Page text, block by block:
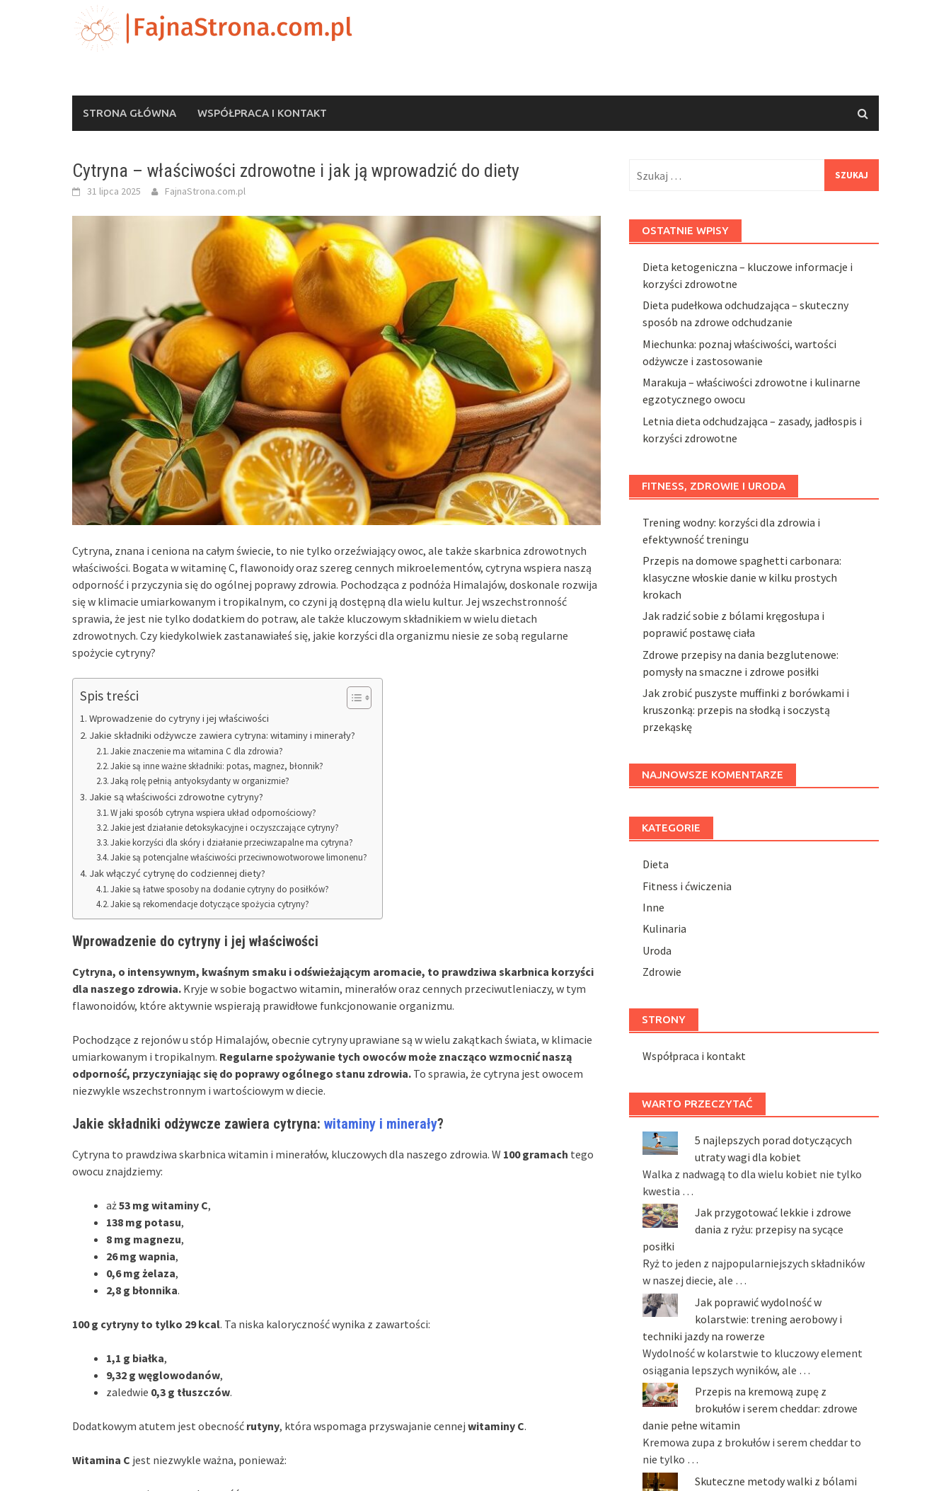
STRONA GŁÓWNA WSPÓŁPRACA I KONTAKT
Cytryna – właściwości zdrowotne i jak ją wprowadzić do diety
31 lipca 2025 FajnaStrona.com.pl
Cytryna, znana i ceniona na całym świecie, to nie tylko orzeźwiający owoc, ale także skarbnica zdrowotnych
właściwości. Bogata w witaminę C, flawonoidy oraz szereg cennych mikroelementów, cytryna wspiera naszą
odporność i przyczynia się do ogólnej poprawy zdrowia. Pochodząca z podnóża Himalajów, doskonale rozwija
się w klimacie umiarkowanym i tropikalnym, co czyni ją dostępną dla wielu kultur. Jej wszechstronność
sprawia, że jest nie tylko dodatkiem do potraw, ale także kluczowym składnikiem w wielu dietach
zdrowotnych. Czy kiedykolwiek zastanawiałeś się, jakie korzyści dla organizmu niesie ze sobą regularne
spożycie cytryny?
Spis treści
Wprowadzenie do cytryny i jej właściwości
Jakie składniki odżywcze zawiera cytryna: witaminy i minerały?
Jakie znaczenie ma witamina C dla zdrowia?
Jakie są inne ważne składniki: potas, magnez, błonnik?
Jaką rolę pełnią antyoksydanty w organizmie?
Jakie są właściwości zdrowotne cytryny?
W jaki sposób cytryna wspiera układ odpornościowy?
Jakie jest działanie detoksykacyjne i oczyszczające cytryny?
Jakie korzyści dla skóry i działanie przeciwzapalne ma cytryna?
Jakie są potencjalne właściwości przeciwnowotworowe limonenu?
Jak włączyć cytrynę do codziennej diety?
Jakie są łatwe sposoby na dodanie cytryny do posiłków?
Jakie są rekomendacje dotyczące spożycia cytryny?
Wprowadzenie do cytryny i jej właściwości
Cytryna, o intensywnym, kwaśnym smaku i odświeżającym aromacie, to prawdziwa skarbnica korzyści
dla naszego zdrowia. Kryje w sobie bogactwo witamin, minerałów oraz cennych przeciwutleniaczy, w tym
flawonoidów, które aktywnie wspierają prawidłowe funkcjonowanie organizmu.
Pochodzące z rejonów u stóp Himalajów, obecnie cytryny uprawiane są w wielu zakątkach świata, w klimacie
umiarkowanym i tropikalnym. Regularne spożywanie tych owoców może znacząco wzmocnić naszą
odporność, przyczyniając się do poprawy ogólnego stanu zdrowia. To sprawia, że cytryna jest owocem
niezwykle wszechstronnym i wartościowym w diecie.
Jakie składniki odżywcze zawiera cytryna: witaminy i minerały?
Cytryna to prawdziwa skarbnica witamin i minerałów, kluczowych dla naszego zdrowia. W 100 gramach tego
owocu znajdziemy:
aż53 mg witaminy C,
138 mg potasu,
8 mg magnezu,
26 mg wapnia,
0,6 mg żelaza,
2,8 g błonnika.
100 g cytryny to tylko 29 kcal. Ta niska kaloryczność wynika z zawartości:
1,1 g białka,
9,32 g węglowodanów,
zaledwie 0,3 g tłuszczów.
Dodatkowym atutem jest obecność rutyny, która wspomaga przyswajanie cennej witaminy C.
Witamina C jest niezwykle ważna, ponieważ:
OSTATNIE WPISY
Dieta ketogeniczna – kluczowe informacje i
korzyści zdrowotne
Dieta pudełkowa odchudzająca – skuteczny
sposób na zdrowe odchudzanie
Miechunka: poznaj właściwości, wartości
odżywcze i zastosowanie
Marakuja – właściwości zdrowotne i kulinarne
egzotycznego owocu
Letnia dieta odchudzająca – zasady, jadłospis i
korzyści zdrowotne
FITNESS, ZDROWIE I URODA
Trening wodny: korzyści dla zdrowia i
efektywność treningu
Przepis na domowe spaghetti carbonara:
klasyczne włoskie danie w kilku prostych
krokach
Jak radzić sobie z bólami kręgosłupa i
poprawić postawę ciała
Zdrowe przepisy na dania bezglutenowe:
pomysły na smaczne i zdrowe posiłki
Jak zrobić puszyste muffinki z borówkami i
kruszonką: przepis na słodką i soczystą
przekąskę
NAJNOWSZE KOMENTARZE
KATEGORIE
Dieta
Fitness i ćwiczenia
Inne
Kulinaria
Uroda
Zdrowie
STRONY
Współpraca i kontakt
WARTO PRZECZYTAĆ
5 najlepszych porad dotyczących
utraty wagi dla kobiet
Walka z nadwagą to dla wielu kobiet nie tylko
kwestia …
Jak przygotować lekkie i zdrowe
dania z ryżu: przepisy na sycące
posiłki
Ryż to jeden z najpopularniejszych składników
w naszej diecie, ale …
Jak poprawić wydolność w
kolarstwie: trening aerobowy i
techniki jazdy na rowerze
Wydolność w kolarstwie to kluczowy element
osiągania lepszych wyników, ale …
Przepis na kremową zupę z
brokułów i serem cheddar: zdrowe
danie pełne witamin
Kremowa zupa z brokułów i serem cheddar to
nie tylko …
Skuteczne metody walki z bólami